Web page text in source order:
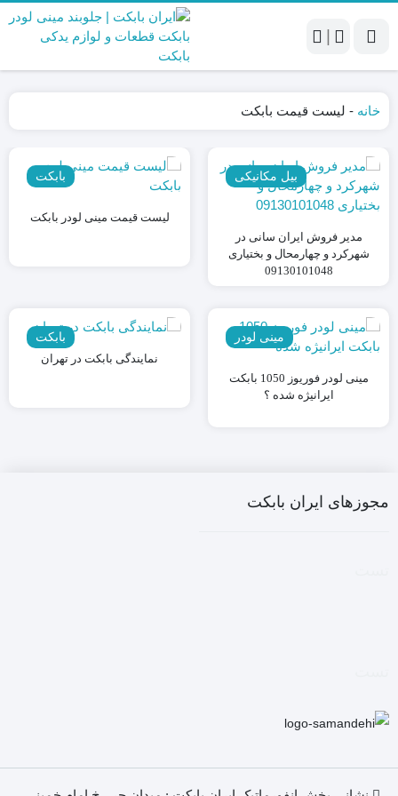
خانه - لیست قیمت بابکت
بیل مکانیکی
مدیر فروش ایران سانی در
شهرکرد و چهارمحال و بختیاری
09130101048
بابکت
لیست قیمت مینی لودر بابکت
مینی لودر
مینی لودر فوریوز 1050 بابکت
ایرانیژه شده ؟
بابکت
نمایندگی بابکت در تهران
مجوزهای ایران بابکت